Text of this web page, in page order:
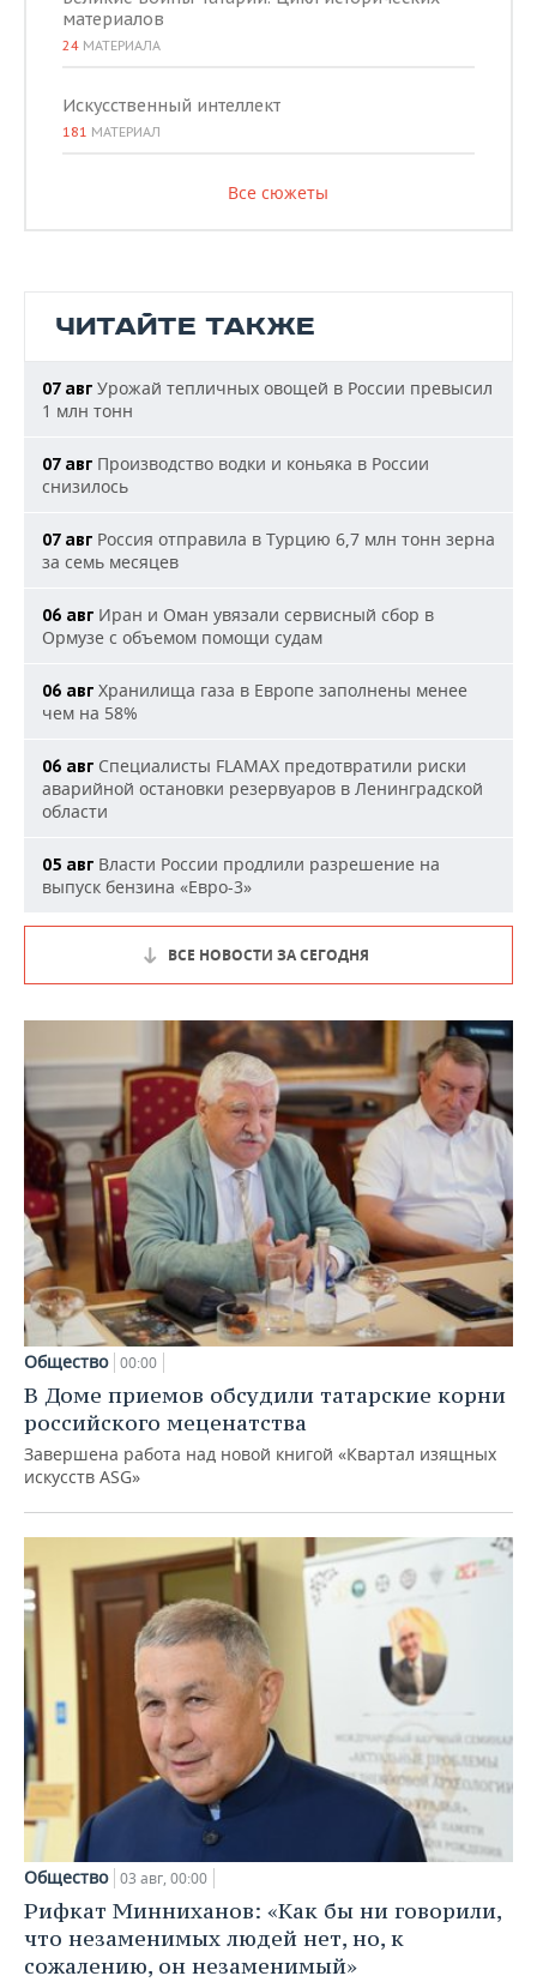
материалов
24 МАТЕРИАЛА
Искусственный интеллект
181 МАТЕРИАЛ
Все сюжеты
ЧИТАЙТЕ ТАКЖЕ
07 авг Урожай тепличных овощей в России превысил
1 млн тонн
07 авг Производство водки и коньяка в России
снизилось
07 авг Россия отправила в Турцию 6,7 млн тонн зерна
за семь месяцев
06 авг Иран и Оман увязали сервисный сбор в
Ормузе с объемом помощи судам
06 авг Хранилища газа в Европе заполнены менее
чем на 58%
06 авг Специалисты FLAMAX предотвратили риски
аварийной остановки резервуаров в Ленинградской
области
05 авг Власти России продлили разрешение на
выпуск бензина «Евро-3»
ВСЕ НОВОСТИ ЗА СЕГОДНЯ
Общество 00:00
В Доме приемов обсудили татарские корни
российского меценатства
Завершена работа над новой книгой «Квартал изящных
искусств ASG»
Общество 03 авг, 00:00
Рифкат Минниханов: «Как бы ни говорили,
что незаменимых людей нет, но, к
сожалению, он незаменимый»